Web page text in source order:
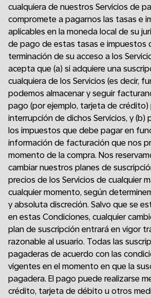
cualquiera de nuestros Servicios de
compromete a pagarnos las tasas e
aplicables en la moneda local de su
de pago de estas tasas e impuestos
terminación de su acceso a los
acepta que (a) si adquiere una
cualquiera de los Servicios (es decir,
podemos almacenar y seguir
pago (por ejemplo, tarjeta de crédito)
interrupción de dichos Servicios, y (b)
los impuestos que debe pagar en
información de facturación que nos
momento de la compra. Nos
cambiar nuestros planes de
precios de los Servicios de cualquier
cualquier momento, según
y absoluta discreción. Salvo que se
en estas Condiciones, cualquier
plan de suscripción entrará en vigor
razonable al usuario. Todas las
pagaderas de acuerdo con las
vigentes en el momento en que la
pagadera. El pago puede realizarse
crédito, tarjeta de débito u otros